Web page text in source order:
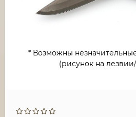
* Возможны
(рисунок на